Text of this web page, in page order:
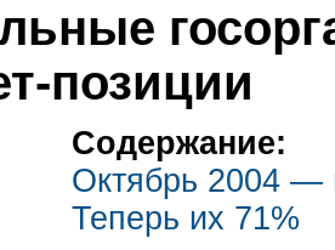
позиции
Содержание:
Октябрь 2004 —
Теперь их 71%